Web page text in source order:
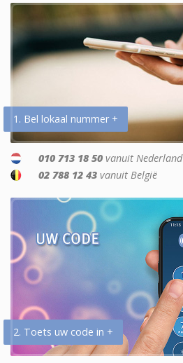
1. Bel lokaal nummer +
010 713 18 50 vanuit Nederland
02 788 12 43 vanuit België
2. Toets uw code in +